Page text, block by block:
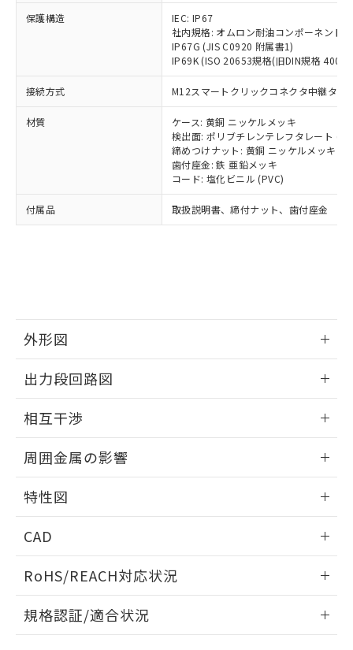
保護構造
IEC: IP67
社内規格: オムロン耐油コンポーネント
IP67G (JIS C0920 附属書1)
IP69K (ISO 20653規格(旧DIN規格
接続方式 M12スマートクリックコネクタ中継タイ
材質
ケース: 黄銅 ニッケルメッキ
検出面: ポリブチレンテレフタレート
締めつけナット: 黄銅 ニッケルメッキ
歯付座金: 鉄 亜鉛メッキ
コード: 塩化ビニル (PVC)
付属品 取扱説明書、締付ナット、歯付座金
外形図
外形図
出力段回路図
出力段回路図
相互干渉
相互干渉
A: 200mm以上、B: 110mm以上
周囲金属の影響
周囲金属の影響
特性図
検出物体の大きさと材質による影響
CAD
ドすることができます。
ログイン/会員登録
RoHS/REACH対応状況
EU RoHS 注意事項・凡例
規格認証/適合状況
覧された時点での実際の在庫および標
準価格とは異なる場合があることをご
正式な納期状況および標準価格はお客
様のお取引先、またはお客様担当のオ
ムロン制御機器販売店・当社販売員に
ご相談ください。
オムロン制御機器販売店や当社販売拠
販売ネットワーク
」をご確認
在庫状況および標準価格結果を当社の
事前の承諾なく第三者に漏洩または開
示しないようお願いします。
マイパーツ機能（部品リスト作成サー
および当社の共同利用者が、当社の製
※当社の共同利用者とは、
の共同利用に関して"
の「1.共同利
指します。
ミウム(Cd) 100ppm以下、
六価クロム(Cr(Ⅵ)) 1000ppm以下、ポリ臭化ビフェニル
類(PBB) 1000ppm以下、ポリ臭化ジフェニルエーテル類
(PBDE) 1000ppm以下、フタル酸ビス(2-エチルヘキシ
ル) (DEHP)(別名：DOP) 1000ppm以下、フタル酸ブチ
ルベンジル（BBP） 1000ppm以下、フタル酸ジブチル
（DBP） 1000ppm以下、フタル酸ジイソブチル
(DIBP) 1000ppm以下
但し、RoHS指令で産業用監視および制御機器に対する
フタル酸エステル類の４物質については閾値を超える意
図的な使用がないことを確認しています。
部品在庫の切り替え状況などにより、予定
月が前後することがあります。
とができます。
EU RoHS指令（10物質）の非含有証明書
51物質の非含有証明書（当社基準）
※本証明書は発行日時点で非含有を証明す
るもので、過去に遡って非含有を証明する
また、RoHS指令のフタル酸エステル類４
物質の対応では、対応完了までの期間は出
荷製品に未対応品が混在することから備考
り、2022年1月12日より割愛しておりま
す。
Pb(鉛) :1000ppm、 Hg(水銀) : 1000ppm、 Cd(カドミウ
ム) : 100ppm、
Cr(Ⅵ)(六価クロム) : 1000ppm、 PBBs(ポリ臭化ビフェ
ニル類) : 1000ppm、 PBDEs(ポリ臭化ジフェニルエーテ
DBP(フタル酸ジブチル) : 1000ppm、 DIBP(フタル酸ジ
イソブチル) : 1000ppm、 BBP(フタル酸ブチルベンジ
ル) : 1000ppm、
DEHP(フタル酸ビス(2-エチルヘキシル)) : 1000ppm
※2 環境保護使用期限
「ｅ」：有害物質（10物質）のすべてが基
準値以下であることを示します。
「10」：通常の使用状況下において有害物
質が外部に漏えいし、環境に深刻な影響を
可)を取得するなどの必要な手続きを
当社は規制貨物を破棄する場合は、完
全に破砕するなど、違法に輸出されな
いよう必要な手段を講じます。
当社は貴社製品を、核兵器、ミサイ
ル、化学兵器、生物兵器またはその他
武器並びにこれらの製造装置等に一切
使用いたしません。
当社は、貴社製品を第三者に販売する
場合は、上記1、2および3の内容を当
該第三者に通知します。また当社は、
販売先および販売に係わる関係者が違
法に輸出するおそれがある場合は、取
一定数以上の在庫あり
一定数には満たないが在庫あり
在庫なし(最新の在庫状況につ
いては、お客様のお取引先、ま
たはお客様担当のオムロン制御
機器販売店・当社販売員にご確
認ください)
受注生産機種、また在庫状況の